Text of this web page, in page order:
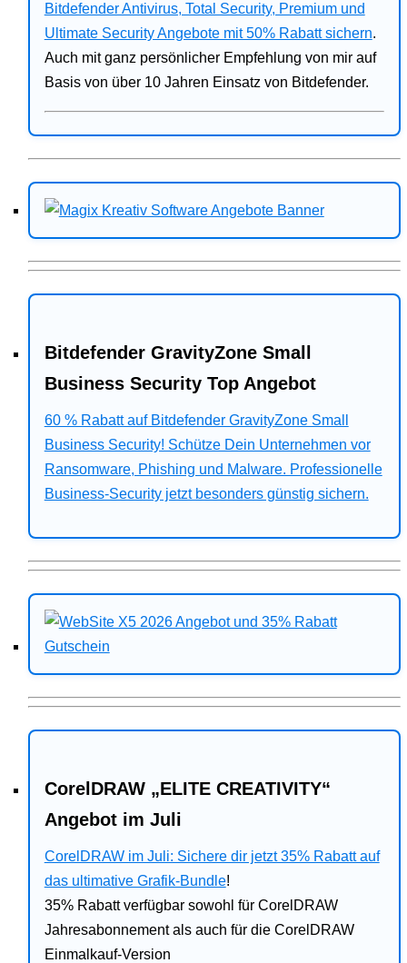
Bitdefender Antivirus, Total Security, Premium und
Ultimate Security Angebote mit 50% Rabatt sichern.
Auch mit ganz persönlicher Empfehlung von mir auf
Basis von über 10 Jahren Einsatz von Bitdefender.
Bitdefender GravityZone Small
Business Security Top Angebot
60 % Rabatt auf Bitdefender GravityZone Small
Business Security! Schütze Dein Unternehmen vor
Ransomware, Phishing und Malware. Professionelle
Business-Security jetzt besonders günstig sichern.
CorelDRAW „ELITE CREATIVITY“
Angebot im Juli
CorelDRAW im Juli: Sichere dir jetzt 35% Rabatt auf
das ultimative Grafik-Bundle!
35% Rabatt verfügbar sowohl für CorelDRAW
Jahresabonnement als auch für die CorelDRAW
Einmalkauf-Version